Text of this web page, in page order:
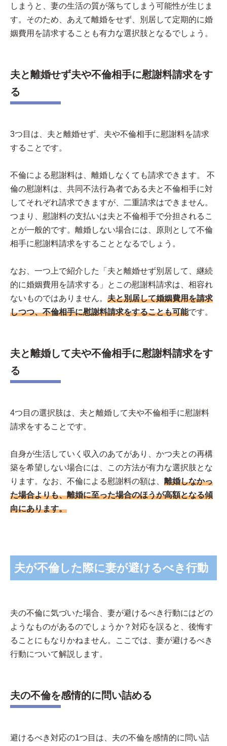
しまうと、妻の生活の質が落ちてしまう可能性が生じま
す。そのため、あえて離婚をせず、別居して定期的に婚
姻費用を請求することも有力な選択肢となるでしょう。
夫と離婚せず夫や不倫相手に慰謝料請求をす
る
3つ目は、夫と離婚せず、夫や不倫相手に慰謝料を請求
することです。
不倫による慰謝料は、離婚しなくても請求できます。 不
倫の慰謝料は、共同不法行為者である夫と不倫相手に対
してそれぞれ請求できますが、二重請求はできません。
つまり、慰謝料の支払いは夫と不倫相手で分担されるこ
とが一般的です。離婚しない場合には、原則として不倫
相手に慰謝料請求をすることとなるでしょう。
なお、一つ上で紹介した「夫と離婚せず別居して、継続
的に婚姻費用を請求する」とこの慰謝料請求は、相容れ
ないものではありません。 夫と別居して婚姻費用を請求
しつつ、不倫相手に慰謝料請求をすることも可能です。
夫と離婚して夫や不倫相手に慰謝料請求をす
る
4つ目の選択肢は、夫と離婚して夫や不倫相手に慰謝料
請求をすることです。
自身が生活していく収入のあてがあり、かつ夫との再構
築を希望しない場合には、この方法が有力な選択肢とな
ります。なお、不倫による慰謝料の額は、 離婚しなかっ
た場合よりも、離婚に至った場合のほうが高額となる傾
向にあります。
夫が不倫した際に妻が避けるべき行動
夫の不倫に気づいた場合、妻が避けるべき行動にはどの
ようなものがあるのでしょうか？対応を誤ると、後悔す
ることにもなりかねません。ここでは、妻が避けるべき
行動について解説します。
夫の不倫を感情的に問い詰める
避けるべき対応の1つ目は、夫の不倫を感情的に問い詰